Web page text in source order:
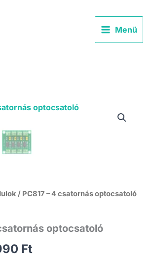
Menü
/ PC817 – 4 csatornás optocsatoló
optocsatoló
FtCurrent